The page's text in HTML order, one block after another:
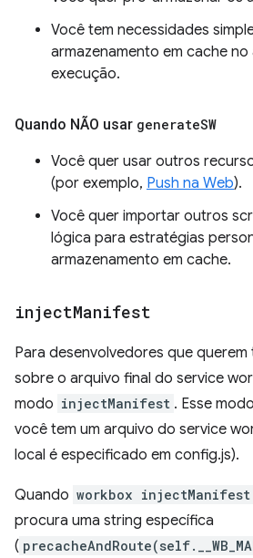
Você tem necessidades
armazenamento em cache
execução.
Quando NÃO usar generateSW
Você quer usar outros
(por exemplo, Push na Web).
Você quer importar outros
lógica para estratégias
armazenamento em cache.
injectManifest
Para desenvolvedores que
sobre o arquivo final do service
modo injectManifest . Esse
você tem um arquivo do service
local é especificado em config.js).
Quando workbox injectManifest
procura uma string específica
(